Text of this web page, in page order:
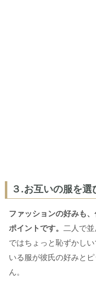
３.お互いの服を選
ファッションの好みも
ポイントです。
二人で
ではちょっと恥ずかし
いる服が彼氏の好みと
ん。